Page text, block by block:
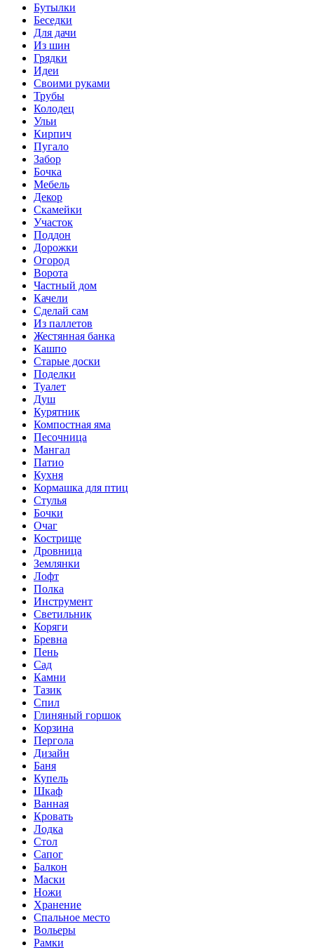
Бутылки
Беседки
Для дачи
Из шин
Грядки
Идеи
Своими руками
Трубы
Колодец
Ульи
Кирпич
Пугало
Забор
Бочка
Мебель
Декор
Скамейки
Участок
Поддон
Дорожки
Огород
Ворота
Частный дом
Качели
Сделай сам
Из паллетов
Жестянная банка
Кашпо
Старые доски
Поделки
Туалет
Душ
Курятник
Компостная яма
Песочница
Мангал
Патио
Кухня
Кормашка для птиц
Стулья
Бочки
Очаг
Кострище
Дровница
Землянки
Лофт
Полка
Инструмент
Светильник
Коряги
Бревна
Пень
Сад
Камни
Тазик
Спил
Глиняный горшок
Корзина
Пергола
Дизайн
Баня
Купель
Шкаф
Ванная
Кровать
Лодка
Стол
Сапог
Балкон
Маски
Ножи
Хранение
Спальное место
Вольеры
Рамки